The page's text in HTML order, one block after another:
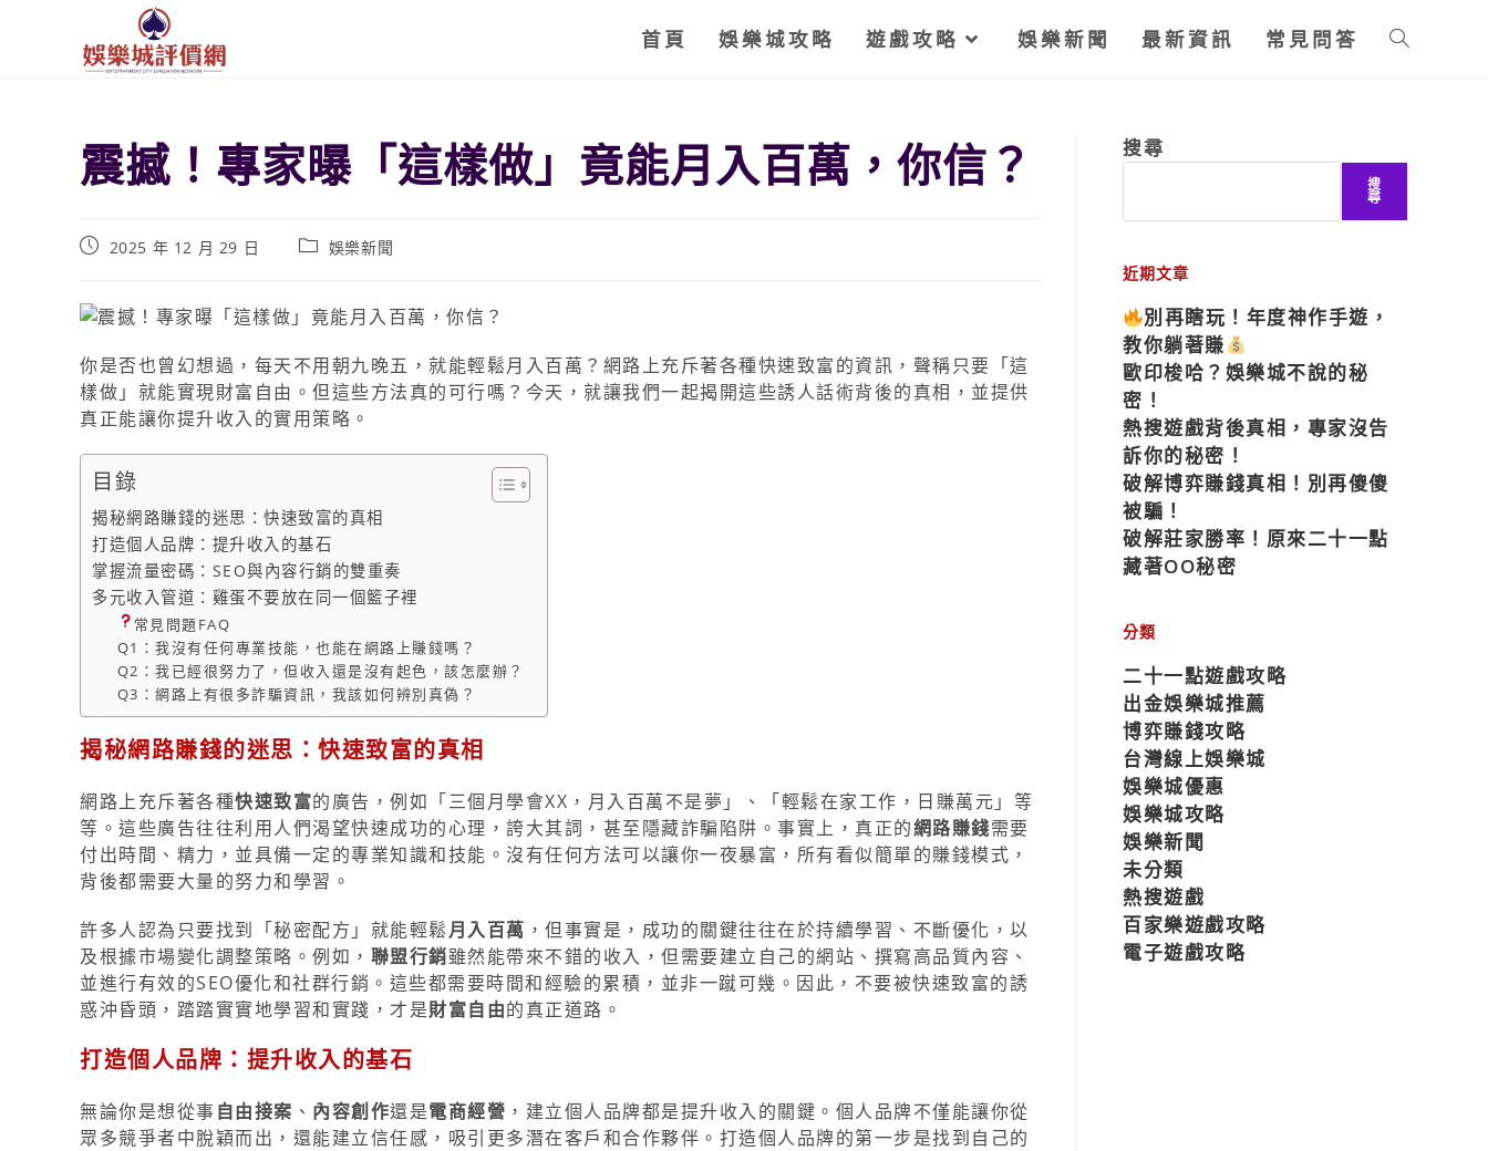
首頁 娛樂城攻略 遊戲攻略 娛樂新聞 最新資訊 常見問答
震撼！專家曝「這樣做」竟能月入百萬，你信？
2025 年 12 月 29 日 娛樂新聞
你是否也曾幻想過，每天不用朝九晚五，就能輕鬆月入百萬？網路上充斥著各種快速致富的資訊，聲稱只要「這
樣做」就能實現財富自由。但這些方法真的可行嗎？今天，就讓我們一起揭開這些誘人話術背後的真相，並提供
真正能讓你提升收入的實用策略。
目錄
揭秘網路賺錢的迷思：快速致富的真相
打造個人品牌：提升收入的基石
掌握流量密碼：SEO與內容行銷的雙重奏
多元收入管道：雞蛋不要放在同一個籃子裡
常見問題FAQ
Q1：我沒有任何專業技能，也能在網路上賺錢嗎？
Q2：我已經很努力了，但收入還是沒有起色，該怎麼辦？
Q3：網路上有很多詐騙資訊，我該如何辨別真偽？
揭秘網路賺錢的迷思：快速致富的真相
網路上充斥著各種快速致富的廣告，例如「三個月學會XX，月入百萬不是夢」、「輕鬆在家工作，日賺萬元」等
等。這些廣告往往利用人們渴望快速成功的心理，誇大其詞，甚至隱藏詐騙陷阱。事實上，真正的網路賺錢需要
付出時間、精力，並具備一定的專業知識和技能。沒有任何方法可以讓你一夜暴富，所有看似簡單的賺錢模式，
背後都需要大量的努力和學習。
許多人認為只要找到「秘密配方」就能輕鬆月入百萬 ，但事實是，成功的關鍵往往在於持續學習、不斷優化，以
及根據市場變化調整策略。例如， 聯盟行銷雖然能帶來不錯的收入，但需要建立自己的網站、撰寫高品質內容、
並進行有效的SEO優化和社群行銷。這些都需要時間和經驗的累積，並非一蹴可幾。因此，不要被快速致富的誘
惑沖昏頭，踏踏實實地學習和實踐，才是財富自由的真正道路。
打造個人品牌：提升收入的基石
無論你是想從事自由接案 、 內容創作還是電商經營 ，建立個人品牌都是提升收入的關鍵。個人品牌不僅能讓你從
眾多競爭者中脫穎而出，還能建立信任感，吸引更多潛在客戶和合作夥伴。打造個人品牌的第一步是找到自己的
搜尋
搜
尋
近期文章
別再瞎玩！年度神作手遊，
教你躺著賺
歐印梭哈？娛樂城不說的秘
密！
熱搜遊戲背後真相，專家沒告
訴你的秘密！
破解博弈賺錢真相！別再傻傻
被騙！
破解莊家勝率！原來二十一點
藏著OO秘密
分類
二十一點遊戲攻略
出金娛樂城推薦
博弈賺錢攻略
台灣線上娛樂城
娛樂城優惠
娛樂城攻略
娛樂新聞
未分類
熱搜遊戲
百家樂遊戲攻略
電子遊戲攻略